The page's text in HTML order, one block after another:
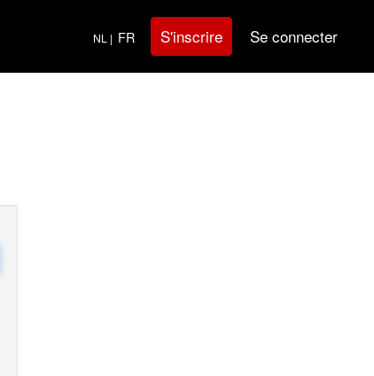
NL | FR S'inscrire Se connecter